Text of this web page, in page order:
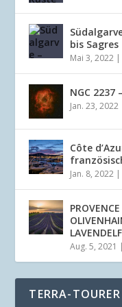
bis Sagres
Mai 3, 2022 |
NGC 2237
Jan. 23, 2022
Côte
Jan. 8, 2022 |
Aug. 5, 2021 |
TERRA-